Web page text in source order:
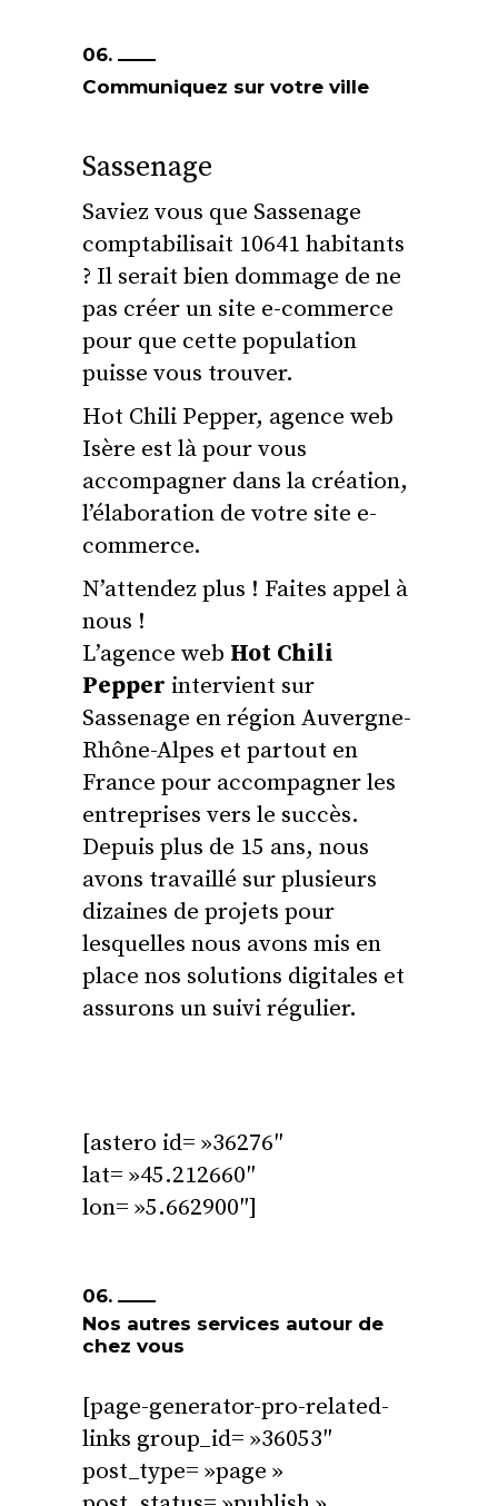
06.
Communiquez sur votre ville
Sassenage
Saviez vous que Sassenage
comptabilisait 10641 habitants
? Il serait bien dommage de ne
pas créer un site e-commerce
pour que cette population
puisse vous trouver.
Hot Chili Pepper, agence web
Isère est là pour vous
accompagner dans la création,
l’élaboration de votre site e-
commerce.
N’attendez plus ! Faites appel à
nous !
L’agence web Hot Chili
Pepper intervient sur
Sassenage en région Auvergne-
Rhône-Alpes et partout en
France pour accompagner les
entreprises vers le succès.
Depuis plus de 15 ans, nous
avons travaillé sur plusieurs
dizaines de projets pour
lesquelles nous avons mis en
place nos solutions digitales et
assurons un suivi régulier.
[astero id= »36276″
lat= »45.212660″
lon= »5.662900″]
06.
Nos autres services autour de
chez vous
[page-generator-pro-related-
links group_id= »36053″
post_type= »page »